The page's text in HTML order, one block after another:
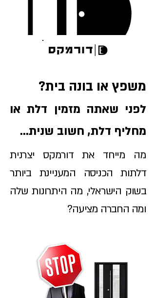
משפץ או בונה בית?
לפני שאתה מזמין דלת או
מחליף דלת, חשוב שנית...
מה מייחד את דורמקס יצרנית
דלתות הכניסה המעניינת ביותר
בשוק הישראלי, מה היתרונות שלה
ומה החברה מציעה?